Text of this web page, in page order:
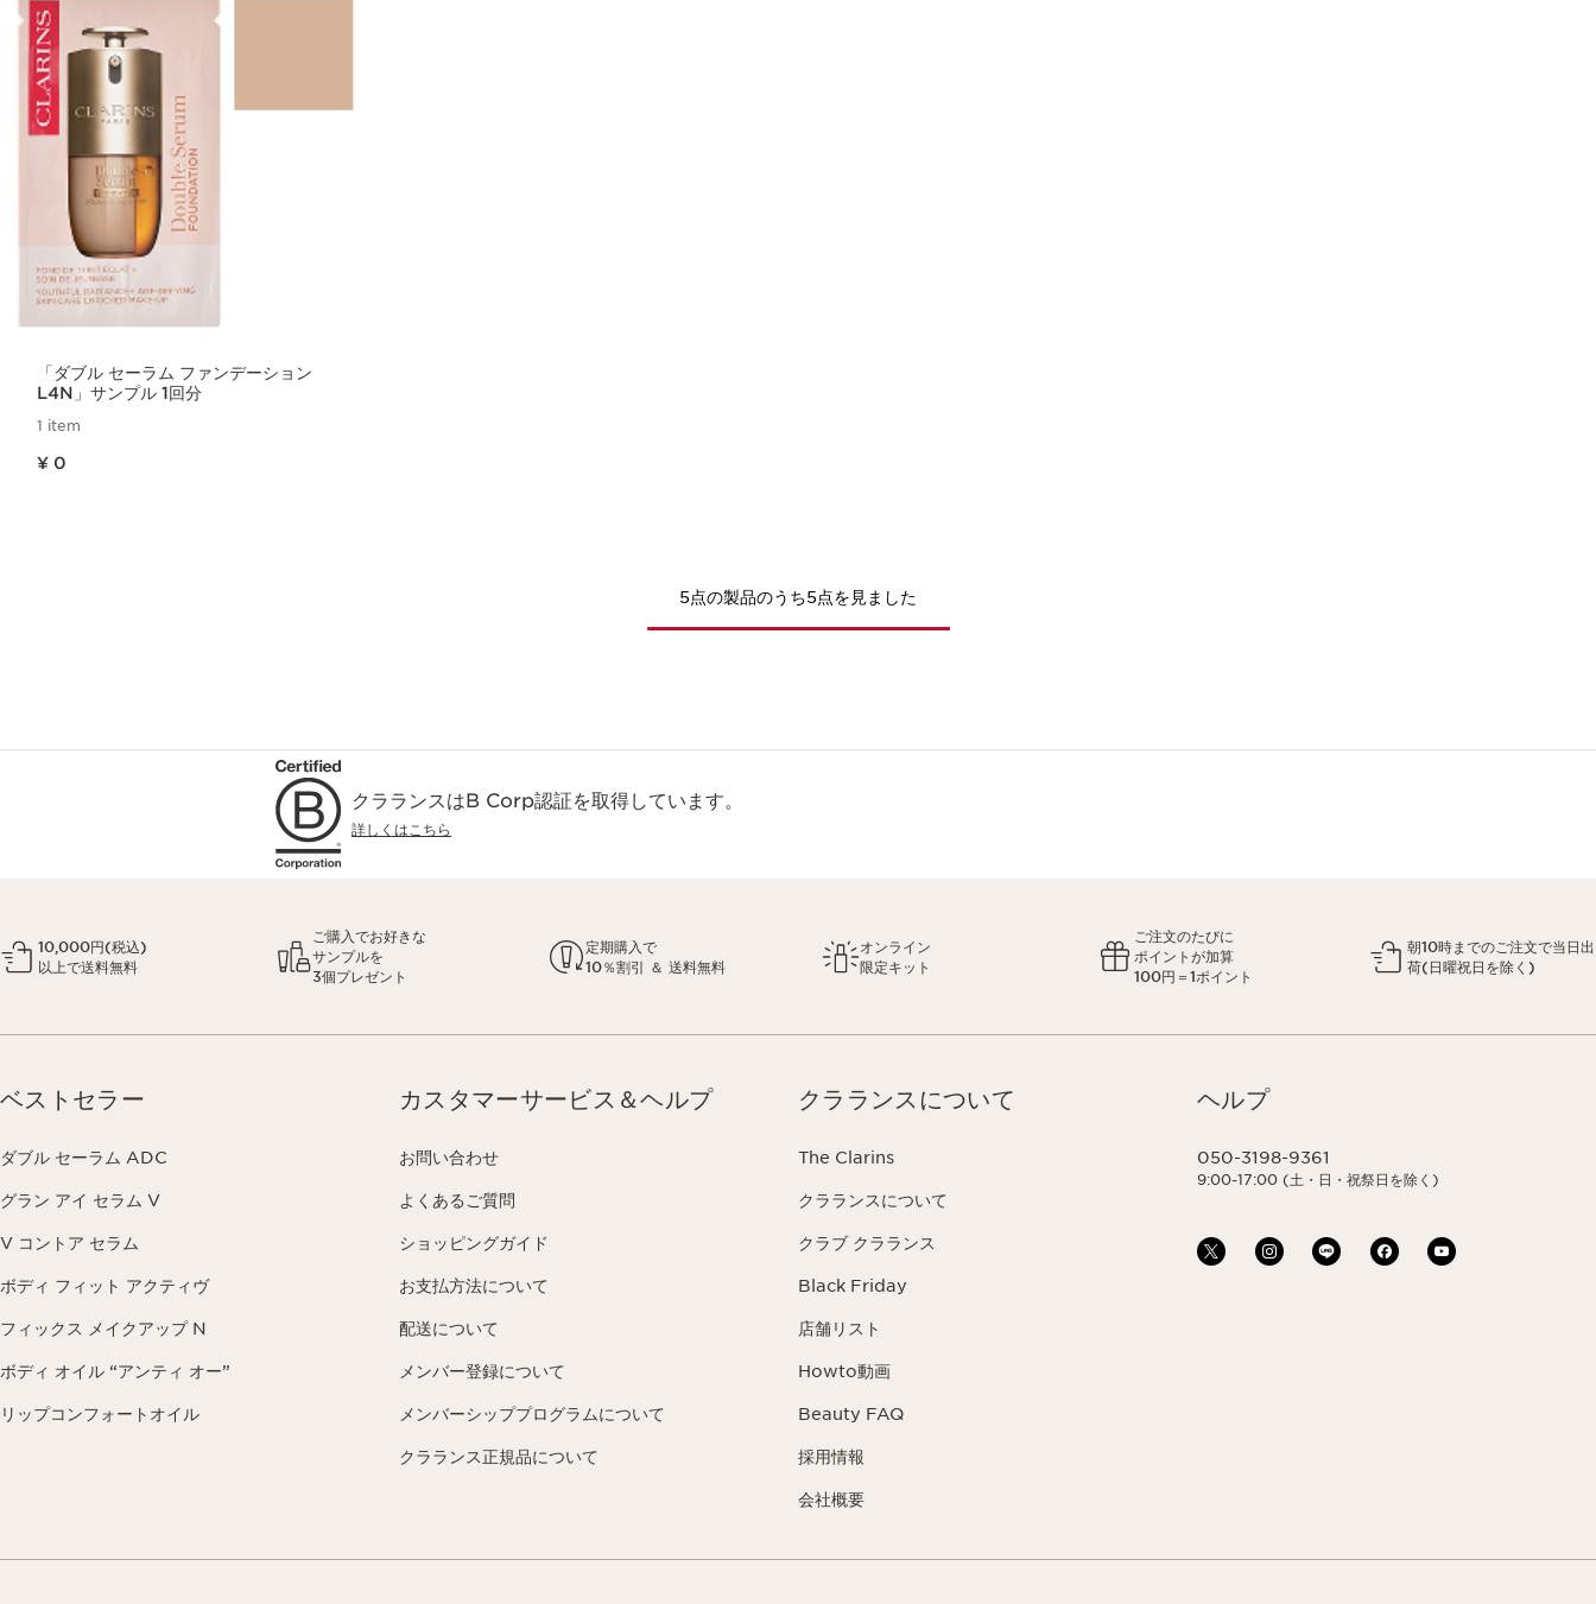
「ダブル セーラム ファンデーション
L4N」サンプル 1回分
1 item
¥ 0
5点の製品のうち5点を見ました
クラランスはB Corp認証を取得しています。
詳しくはこちら
10,000円(税込)
以上で送料無料
ご購入でお好きな
サンプルを
3個プレゼント
定期購入で
10％割引 ＆ 送料無料
オンライン
限定キット
ご注文のたびに
ポイントが加算
100円＝1ポイント
朝10時までのご注文で当日出
荷(日曜祝日を除く)
ベストセラー
ダブル セーラム ADC
グラン アイ セラム V
V コントア セラム
ボディ フィット アクティヴ
フィックス メイクアップ N
ボディ オイル “アンティ オー”
リップコンフォートオイル
カスタマーサービス＆ヘルプ
お問い合わせ
よくあるご質問
ショッピングガイド
お支払方法について
配送について
メンバー登録について
メンバーシッププログラムについて
クラランス正規品について
クラランスについて
The Clarins
クラランスについて
クラブ クラランス
Black Friday
店舗リスト
Howto動画
Beauty FAQ
採用情報
会社概要
ヘルプ
050-3198-9361
9:00-17:00 (土・日・祝祭日を除く)